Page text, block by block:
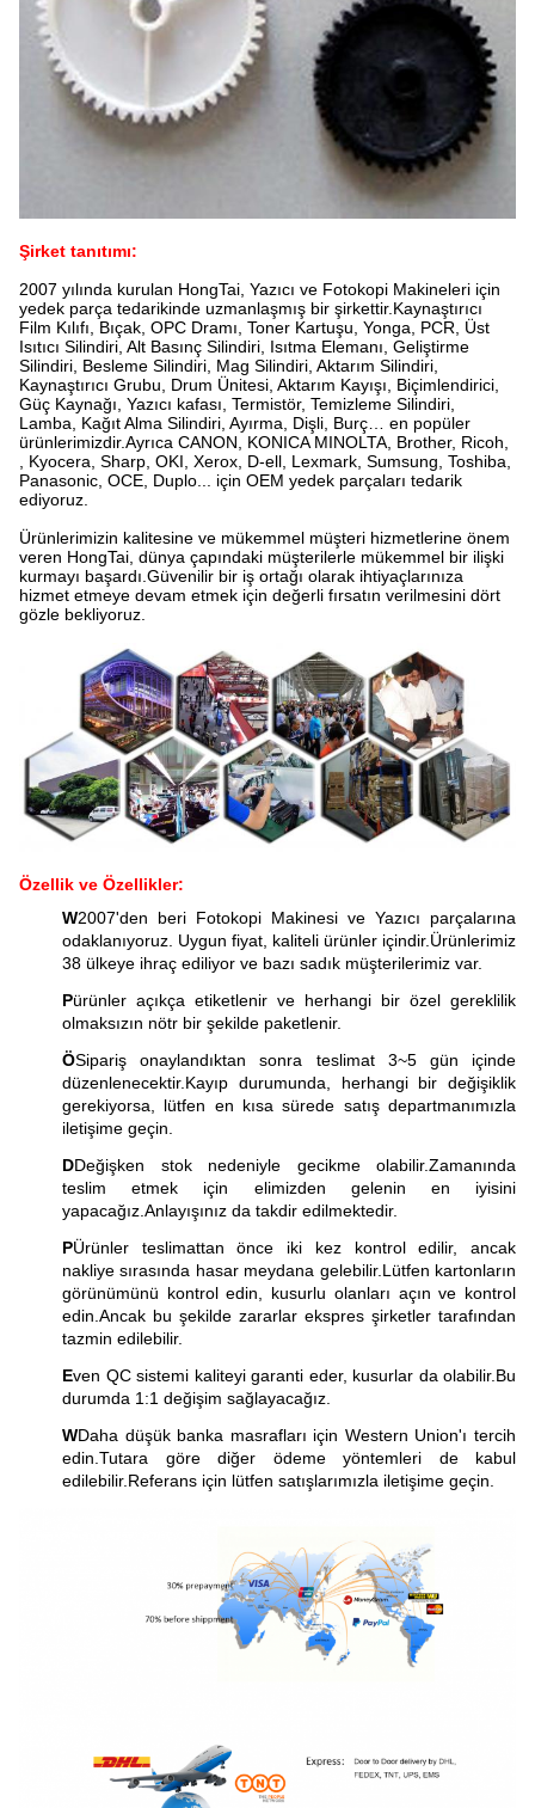
Şirket tanıtımı:
2007 yılında kurulan HongTai, Yazıcı ve Fotokopi Makineleri için
yedek parça tedarikinde uzmanlaşmış bir şirkettir.Kaynaştırıcı
Film Kılıfı, Bıçak, OPC Dramı, Toner Kartuşu, Yonga, PCR, Üst
Isıtıcı Silindiri, Alt Basınç Silindiri, Isıtma Elemanı, Geliştirme
Silindiri, Besleme Silindiri, Mag Silindiri, Aktarım Silindiri,
Kaynaştırıcı Grubu, Drum Ünitesi, Aktarım Kayışı, Biçimlendirici,
Güç Kaynağı, Yazıcı kafası, Termistör, Temizleme Silindiri,
Lamba, Kağıt Alma Silindiri, Ayırma, Dişli, Burç… en popüler
ürünlerimizdir.Ayrıca CANON, KONICA MINOLTA, Brother, Ricoh,
, Kyocera, Sharp, OKI, Xerox, D-ell, Lexmark, Sumsung, Toshiba,
Panasonic, OCE, Duplo... için OEM yedek parçaları tedarik
ediyoruz.
Ürünlerimizin kalitesine ve mükemmel müşteri hizmetlerine önem
veren HongTai, dünya çapındaki müşterilerle mükemmel bir ilişki
kurmayı başardı.Güvenilir bir iş ortağı olarak ihtiyaçlarınıza
hizmet etmeye devam etmek için değerli fırsatın verilmesini dört
gözle bekliyoruz.
Özellik ve Özellikler:
W2007'den beri Fotokopi Makinesi ve Yazıcı parçalarına
odaklanıyoruz. Uygun fiyat, kaliteli ürünler içindir.Ürünlerimiz
38 ülkeye ihraç ediliyor ve bazı sadık müşterilerimiz var.
Pürünler açıkça etiketlenir ve herhangi bir özel gereklilik
olmaksızın nötr bir şekilde paketlenir.
ÖSipariş onaylandıktan sonra teslimat 3~5 gün içinde
düzenlenecektir.Kayıp durumunda, herhangi bir değişiklik
gerekiyorsa, lütfen en kısa sürede satış departmanımızla
iletişime geçin.
DDeğişken stok nedeniyle gecikme olabilir.Zamanında
teslim etmek için elimizden gelenin en iyisini
yapacağız.Anlayışınız da takdir edilmektedir.
PÜrünler teslimattan önce iki kez kontrol edilir, ancak
nakliye sırasında hasar meydana gelebilir.Lütfen kartonların
görünümünü kontrol edin, kusurlu olanları açın ve kontrol
edin.Ancak bu şekilde zararlar ekspres şirketler tarafından
tazmin edilebilir.
Even QC sistemi kaliteyi garanti eder, kusurlar da olabilir.Bu
durumda 1:1 değişim sağlayacağız.
WDaha düşük banka masrafları için Western Union'ı tercih
edin.Tutara göre diğer ödeme yöntemleri de kabul
edilebilir.Referans için lütfen satışlarımızla iletişime geçin.